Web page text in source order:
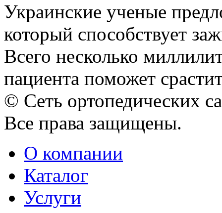
Украинские ученые
который способствует
Всего несколько
пациента поможет
© Сеть ортопедических
Все права защищены.
О компании
Каталог
Услуги